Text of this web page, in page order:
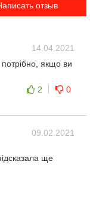
отзыв
14.04.2021
якщо ви
2 0
09.02.2021
ще